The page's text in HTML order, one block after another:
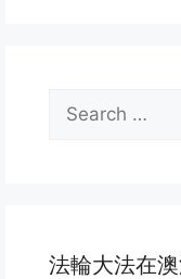
Search
for:
法輪大法在澳